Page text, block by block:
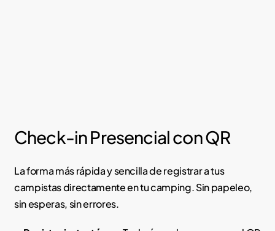
Check-in Presencial con QR
La forma más rápida y sencilla de registrar a tus
campistas directamente en tu camping. Sin papeleo,
sin esperas, sin errores.